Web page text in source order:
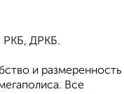
РКБ, ДРКБ.
и размеренность
Все